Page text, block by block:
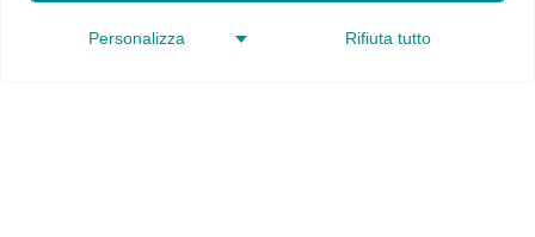
Personalizza Rifiuta tutto